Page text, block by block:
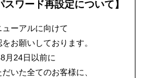
スワード再設定について】
ーアルに向けて
お願いしております。
月24日以前に
いた全てのお客様に、